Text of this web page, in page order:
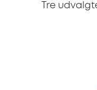
Tre